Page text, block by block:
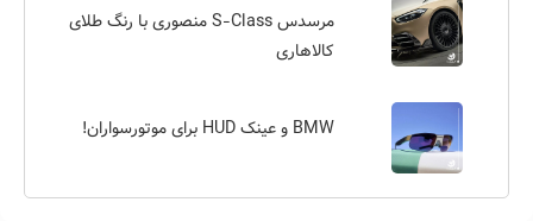
مرسدس S-Class منصوری با رنگ طلای
کالاهاری
BMW و عینک HUD برای موتورسواران!